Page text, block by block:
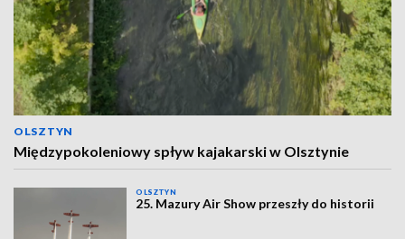
OLSZTYN
Międzypokoleniowy spływ kajakarski w Olsztynie
OLSZTYN
25. Mazury Air Show przeszły do historii